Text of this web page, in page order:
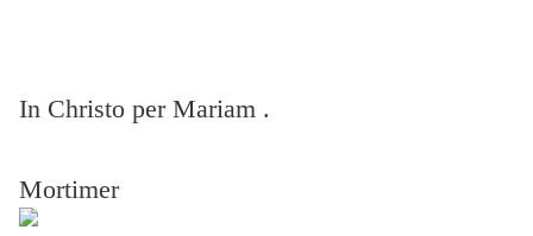
In Christo per Mariam .
Mortimer